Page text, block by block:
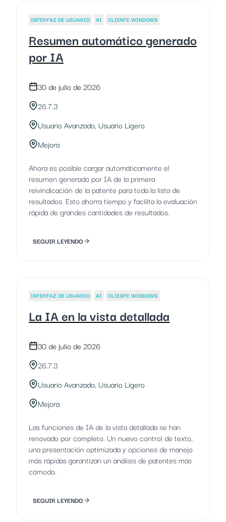
INTERFAZ DE USUARIO AI CLIENTE WINDOWS
Resumen automático generado
por IA
30 de julio de 2026
26.7.3
Usuario Avanzado, Usuario Ligero
Mejora
Ahora es posible cargar automáticamente el
resumen generado por IA de la primera
reivindicación de la patente para toda la lista de
resultados. Esto ahorra tiempo y facilita la evaluación
rápida de grandes cantidades de resultados.
SEGUIR LEYENDO
INTERFAZ DE USUARIO AI CLIENTE WINDOWS
La IA en la vista detallada
30 de julio de 2026
26.7.3
Usuario Avanzado, Usuario Ligero
Mejora
Las funciones de IA de la vista detallada se han
renovado por completo. Un nuevo control de texto,
una presentación optimizada y opciones de manejo
más rápidas garantizan un análisis de patentes más
cómodo.
SEGUIR LEYENDO